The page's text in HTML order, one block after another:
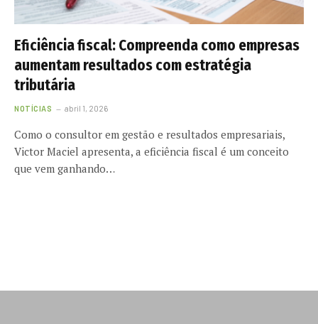
Eficiência fiscal: Compreenda como empresas
aumentam resultados com estratégia
tributária
NOTÍCIAS abril 1, 2026
Como o consultor em gestão e resultados empresariais,
Victor Maciel apresenta, a eficiência fiscal é um conceito
que vem ganhando…